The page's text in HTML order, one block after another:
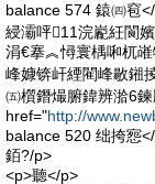
balance 574 鎱㈣窇
綅灞呯11浣嶏紝閬
涓€搴︽憳寰楀啝杌
峰嫝锛屽緸閵峰敭鎺
㈤櫍鐕熶腑鍏辨湁6
href="http://
balance 520 绌挎惌
銆?/p>
<p>聽</p>